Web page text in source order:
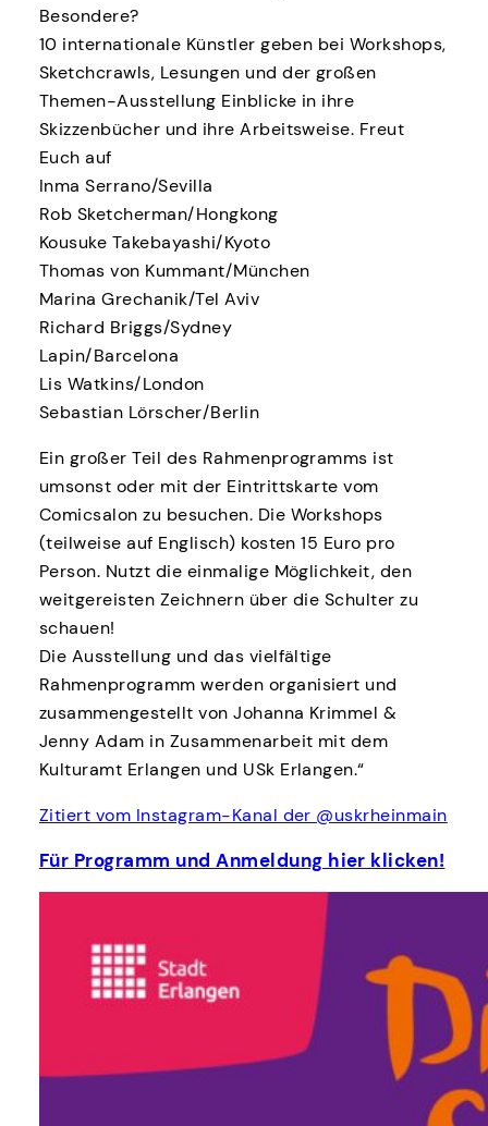
Besondere?
10 internationale Künstler geben bei Workshops,
Sketchcrawls, Lesungen und der großen
Themen-Ausstellung Einblicke in ihre
Skizzenbücher und ihre Arbeitsweise. Freut
Euch auf
Inma Serrano/Sevilla
Rob Sketcherman/Hongkong
Kousuke Takebayashi/Kyoto
Thomas von Kummant/München
Marina Grechanik/Tel Aviv
Richard Briggs/Sydney
Lapin/Barcelona
Lis Watkins/London
Sebastian Lörscher/Berlin
Ein großer Teil des Rahmenprogramms ist
umsonst oder mit der Eintrittskarte vom
Comicsalon zu besuchen. Die Workshops
(teilweise auf Englisch) kosten 15 Euro pro
Person. Nutzt die einmalige Möglichkeit, den
weitgereisten Zeichnern über die Schulter zu
schauen!
Die Ausstellung und das vielfältige
Rahmenprogramm werden organisiert und
zusammengestellt von Johanna Krimmel &
Jenny Adam in Zusammenarbeit mit dem
Kulturamt Erlangen und USk Erlangen.“
Zitiert vom Instagram-Kanal der @uskrheinmain
Für Programm und Anmeldung hier klicken!